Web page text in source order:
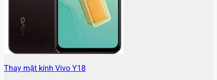
Thay mặt kính Vivo Y18